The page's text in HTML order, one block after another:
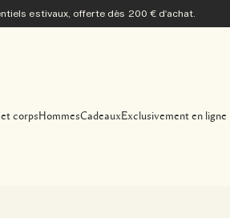
estivaux, offerte dès 200 € d'achat.
corpsHommesCadeaux Exclusivement en ligne